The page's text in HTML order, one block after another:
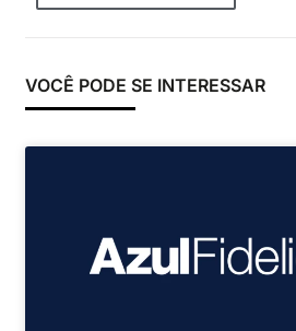
VOCÊ PODE SE INTERESSAR